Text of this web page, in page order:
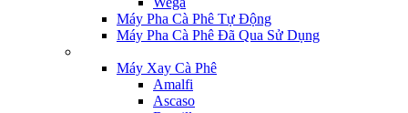
Máy Pha Cà Phê Tự Động
Máy Pha Cà Phê Đã Qua Sử Dụng
Máy Xay Cà Phê
Amalfi
Ascaso